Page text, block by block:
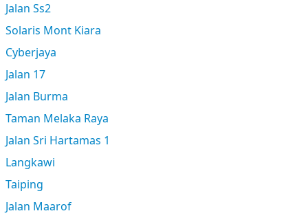
Jalan Ss2
Solaris Mont Kiara
Cyberjaya
Jalan 17
Jalan Burma
Taman Melaka Raya
Jalan Sri Hartamas 1
Langkawi
Taiping
Jalan Maarof